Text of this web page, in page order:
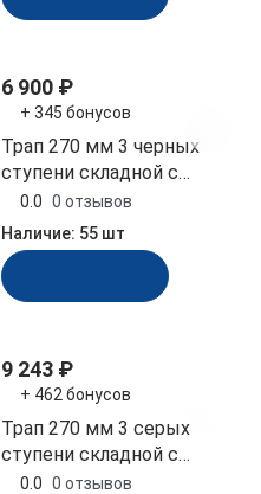
6 900 ₽
+ 345 бонусов
Трап 270 мм 3 черных
ступени складной с
горизонтальным
креплением (040176BT)
0.0 0 отзывов
Наличие: 55 шт
9 243 ₽
+ 462 бонусов
Трап 270 мм 3 серых
ступени складной с
горизонтальным
0.0 0 отзывов